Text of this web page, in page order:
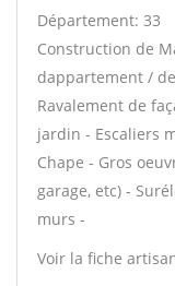
Département: 33
Construction de
dappartement /
Ravalement de
jardin - Escaliers
Chape - Gros
garage, etc) -
murs -
Voir la fiche